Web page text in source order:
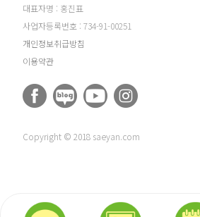
대표자명 : 홍진표
사업자등록번호 : 734-91-00251
개인정보취급방침
이용약관
Copyright © 2018 saeyan.com